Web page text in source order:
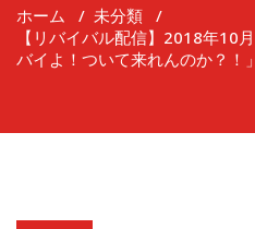
ホーム / 未分類 /
【リバイバル配信】2018年10
バイよ！ついて来れんのか？！